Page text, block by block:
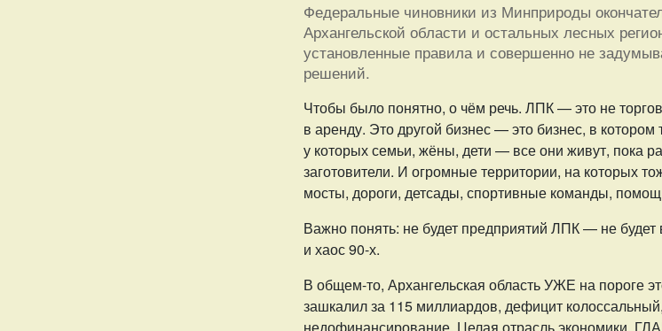
Федеральные чиновники из Минприроды
Архангельской области и остальных лесных
установленные правила и совершенно не
решений.
Чтобы было понятно, о чём речь. ЛПК — это не
в аренду. Это другой бизнес — это бизнес, в котором
у которых семьи, жёны, дети — все они живут, пока
заготовители. И огромные территории, на которых
мосты, дороги, детсады, спортивные команды,
Важно понять: не будет предприятий ЛПК — не будет
и хаос 90-х.
В общем-то, Архангельская область УЖЕ на пороге
зашкалил за 115 миллиардов, дефицит